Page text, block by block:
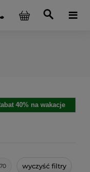
40% na wakacje
wyczyść filtry